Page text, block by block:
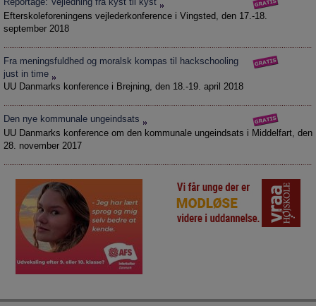
Efterskoleforeningens vejlederkonference i Vingsted, den 17.-18.
september 2018
Fra meningsfuldhed og moralsk kompas til hackschooling
just in time
UU Danmarks konference i Brejning, den 18.-19. april 2018
Den nye kommunale ungeindsats
UU Danmarks konference om den kommunale ungeindsats i Middelfart, den
28. november 2017